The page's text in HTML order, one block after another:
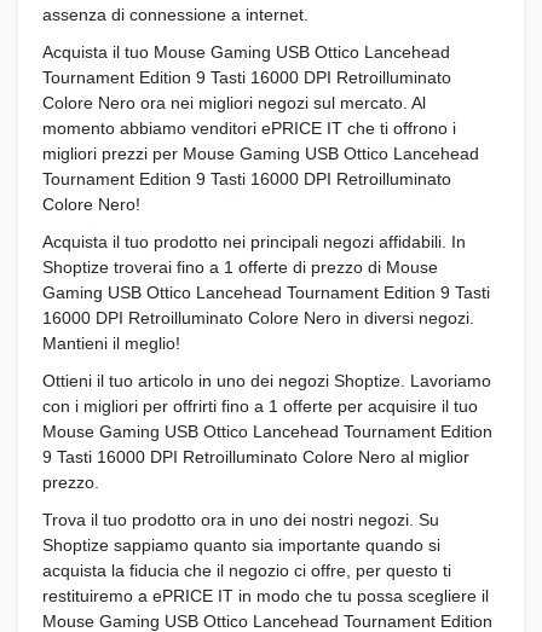
assenza di connessione a internet.
Acquista il tuo Mouse Gaming USB Ottico Lancehead
Tournament Edition 9 Tasti 16000 DPI Retroilluminato
Colore Nero ora nei migliori negozi sul mercato. Al
momento abbiamo venditori ePRICE IT che ti offrono i
migliori prezzi per Mouse Gaming USB Ottico Lancehead
Tournament Edition 9 Tasti 16000 DPI Retroilluminato
Colore Nero!
Acquista il tuo prodotto nei principali negozi affidabili. In
Shoptize troverai fino a 1 offerte di prezzo di Mouse
Gaming USB Ottico Lancehead Tournament Edition 9 Tasti
16000 DPI Retroilluminato Colore Nero in diversi negozi.
Mantieni il meglio!
Ottieni il tuo articolo in uno dei negozi Shoptize. Lavoriamo
con i migliori per offrirti fino a 1 offerte per acquisire il tuo
Mouse Gaming USB Ottico Lancehead Tournament Edition
9 Tasti 16000 DPI Retroilluminato Colore Nero al miglior
prezzo.
Trova il tuo prodotto ora in uno dei nostri negozi. Su
Shoptize sappiamo quanto sia importante quando si
acquista la fiducia che il negozio ci offre, per questo ti
restituiremo a ePRICE IT in modo che tu possa scegliere il
Mouse Gaming USB Ottico Lancehead Tournament Edition